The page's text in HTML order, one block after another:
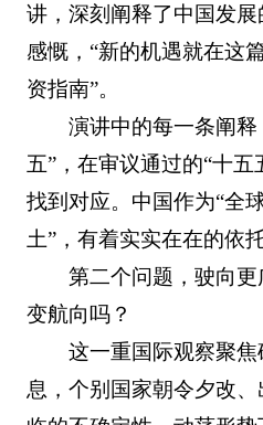
讲，深刻阐释了中国发
感慨，“新的机遇就在这
资指南”。
演讲中的每一条阐释
五”，在审议通过的“十
找到对应。中国作为“全
土”，有着实实在在的依
第二个问题，驶向
变航向吗？
这一重国际观察聚
息，个别国家朝令夕改